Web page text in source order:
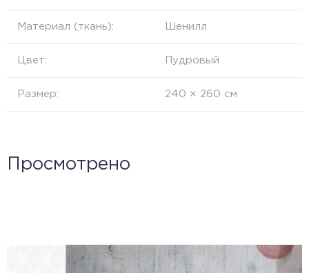
Материал (ткань): Шенилл
Цвет: Пудровый
Размер: 240 × 260 см
Просмотрено